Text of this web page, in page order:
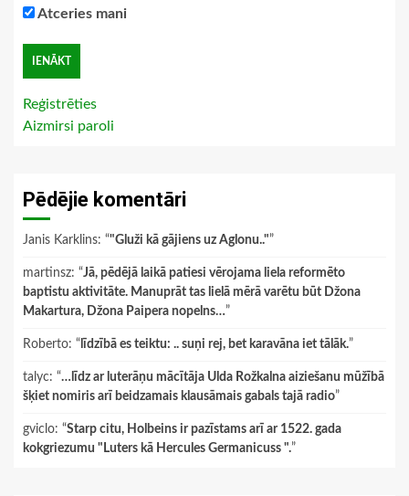
Atceries mani
Reģistrēties
Aizmirsi paroli
Pēdējie komentāri
Janis Karklins: “"Gluži kā gājiens uz Aglonu.."”
martinsz: “Jā, pēdējā laikā patiesi vērojama liela reformēto
baptistu aktivitāte. Manuprāt tas lielā mērā varētu būt Džona
Makartura, Džona Paipera nopelns…”
Roberto: “ līdzībā es teiktu: .. suņi rej, bet karavāna iet tālāk.”
talyc: “…līdz ar luterāņu mācītāja Ulda Rožkalna aiziešanu mūžībā
šķiet nomiris arī beidzamais klausāmais gabals tajā radio”
gviclo: “Starp citu, Holbeins ir pazīstams arī ar 1522. gada
kokgriezumu "Luters kā Hercules Germanicuss ".”